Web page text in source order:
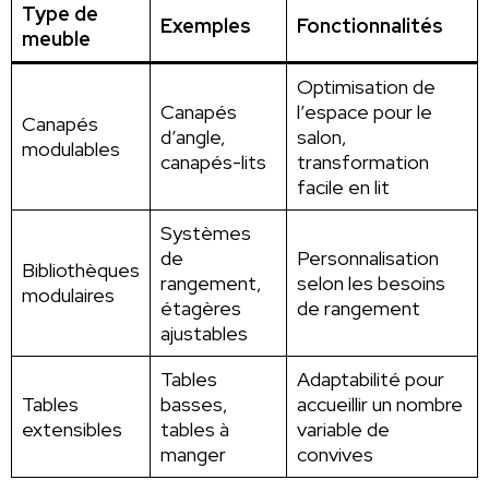
Type de
meuble
Exemples Fonctionnalités
Canapés
modulables
Canapés
d’angle,
canapés-lits
Optimisation de
l’espace pour le
salon,
transformation
facile en lit
Bibliothèques
modulaires
Systèmes
de
rangement,
étagères
ajustables
Personnalisation
selon les besoins
de rangement
Tables
extensibles
Tables
basses,
tables à
manger
Adaptabilité pour
accueillir un nombre
variable de
convives